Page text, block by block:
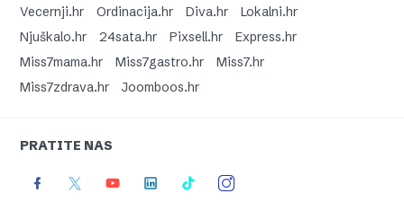
Vecernji.hr
Ordinacija.hr Diva.hr
Lokalni.hr
Njuškalo.hr
24sata.hr Pixsell.hr
Express.hr
Miss7mama.hr
Miss7gastro.hr
Miss7.hr
Miss7zdrava.hr
Joomboos.hr
PRATITE NAS